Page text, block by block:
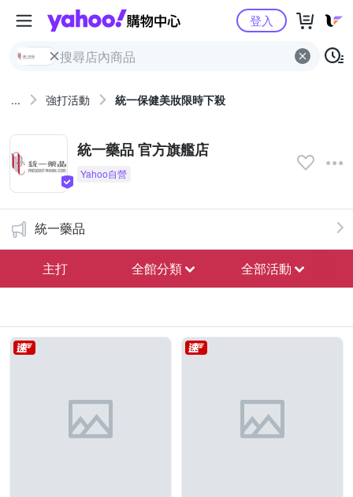
Yahoo購物中心
登入
... 強打活動 統一保健美妝限時下殺
統一藥品 官方旗艦店
統一藥品
主打 全館分類 全部活動